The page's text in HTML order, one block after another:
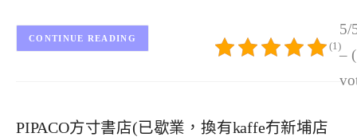
5/
–
(1)
CONTINUE READING
PIPACO方寸書店(已歇業，換有kaffe冇新埔店